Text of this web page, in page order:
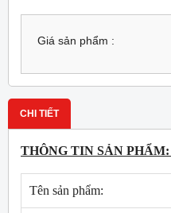
Giá sản phẩm :
CHI TIẾT
THÔNG TIN SẢN PHẨM:
Tên sản phẩm: